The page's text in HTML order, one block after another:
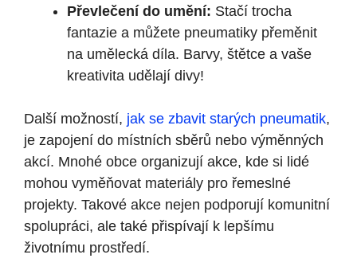
Převlečení do umění: Stačí trocha
fantazie a můžete pneumatiky přeměnit
na umělecká díla. Barvy, štětce a vaše
kreativita udělají divy!
Další možností, jak se zbavit starých pneumatik,
je zapojení do místních sběrů nebo výměnných
akcí. Mnohé obce organizují akce, kde si lidé
mohou vyměňovat materiály pro řemeslné
projekty. Takové akce nejen podporují komunitní
spolupráci, ale také přispívají k lepšímu
životnímu prostředí.